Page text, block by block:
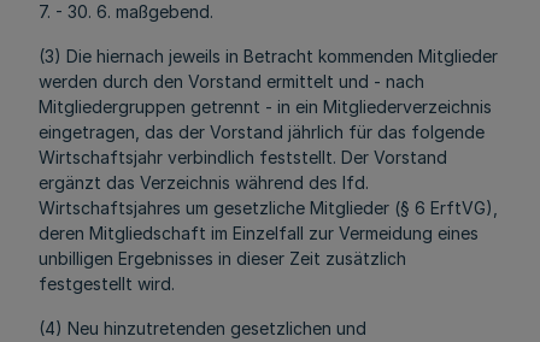
7. - 30. 6. maßgebend.
(3) Die hiernach jeweils in Betracht kommenden Mitglieder
werden durch den Vorstand ermittelt und - nach
Mitgliedergruppen getrennt - in ein Mitgliederverzeichnis
eingetragen, das der Vorstand jährlich für das folgende
Wirtschaftsjahr verbindlich feststellt. Der Vorstand
ergänzt das Verzeichnis während des lfd.
Wirtschaftsjahres um gesetzliche Mitglieder (§ 6 ErftVG),
deren Mitgliedschaft im Einzelfall zur Vermeidung eines
unbilligen Ergebnisses in dieser Zeit zusätzlich
festgestellt wird.
(4) Neu hinzutretenden gesetzlichen und